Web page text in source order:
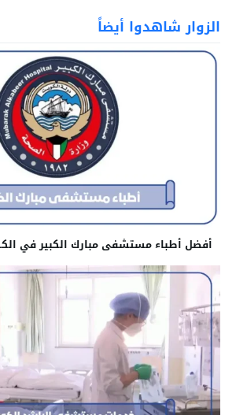
الزوار شاهدوا أيضاً
أفضل أطباء مستشفى مبارك الكبير في الكويت